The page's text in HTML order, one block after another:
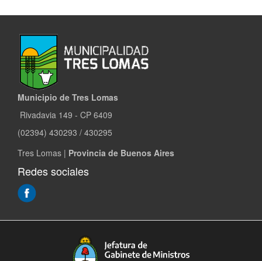
Municipio de Tres Lomas
Rivadavia 149 - CP 6409
(02394) 430293 / 430295
Tres Lomas | Provincia de Buenos Aires
Redes sociales